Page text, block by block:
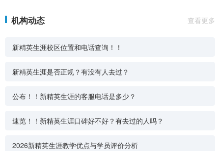
机构动态 查看更多
新精英生涯校区位置和电话查询！！
新精英生涯是否正规？有没有人去过？
公布！！新精英生涯的客服电话是多少？
速览！！新精英生涯口碑好不好？有去过的人吗？
2026新精英生涯教学优点与学员评价分析